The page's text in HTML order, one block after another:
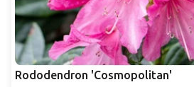
Rododendron 'Cosmopolitan'